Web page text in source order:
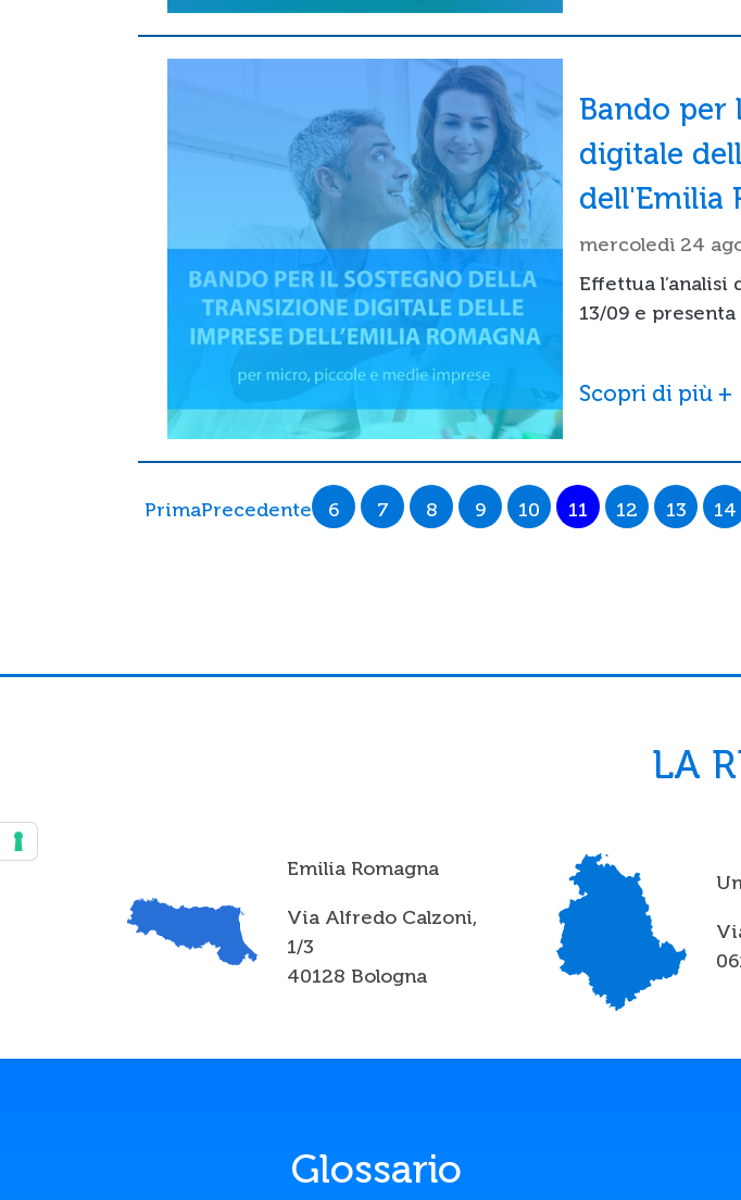
Bando per
digitale
dell'Emilia
mercoledì 24
Effettua
13/09 e
Scopri di più +
PrimaPrecedente 6 7 8 9 10 11 12 13 14
LA
Emilia Romagna
Via Alfredo Calzoni,
1/3
40128 Bologna
Glossario